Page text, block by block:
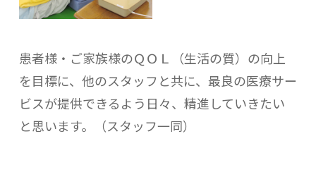
患者様・ご家族様のＱＯＬ（生活の質）の向上
を目標に、他のスタッフと共に、最良の医療サー
ビスが提供できるよう日々、精進していきたい
と思います。（スタッフ一同）